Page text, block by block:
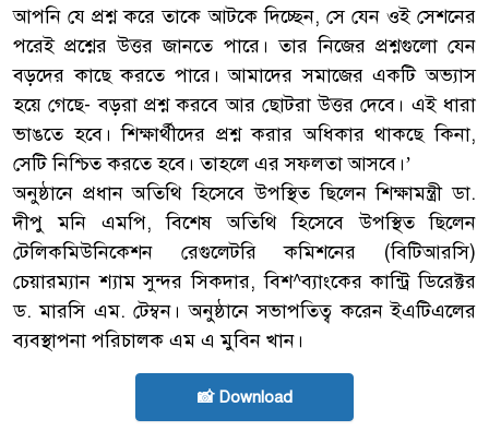
আপনি যে প্রশ্ন করে তাকে আটকে দিচ্ছেন, সে যেন ওই সেশনের
পরেই প্রশ্নের উত্তর জানতে পারে। তার নিজের প্রশ্নগুলো যেন
বড়দের কাছে করতে পারে। আমাদের সমাজের একটি অভ্যাস
হয়ে গেছে- বড়রা প্রশ্ন করবে আর ছোটরা উত্তর দেবে। এই ধারা
ভাঙতে হবে। শিক্ষার্থীদের প্রশ্ন করার অধিকার থাকছে কিনা,
সেটি নিশ্চিত করতে হবে। তাহলে এর সফলতা আসবে।’
অনুষ্ঠানে প্রধান অতিথি হিসেবে উপস্থিত ছিলেন শিক্ষামন্ত্রী ডা.
দীপু মনি এমপি, বিশেষ অতিথি হিসেবে উপস্থিত ছিলেন
টেলিকমিউনিকেশন রেগুলেটরি কমিশনের (বিটিআরসি)
চেয়ারম্যান শ্যাম সুন্দর সিকদার, বিশ^ব্যাংকের কান্ট্রি ডিরেক্টর
ড. মারসি এম. টেম্বন। অনুষ্ঠানে সভাপতিত্ব করেন ইএটিএলের
ব্যবস্থাপনা পরিচালক এম এ মুবিন খান।
📸 Download